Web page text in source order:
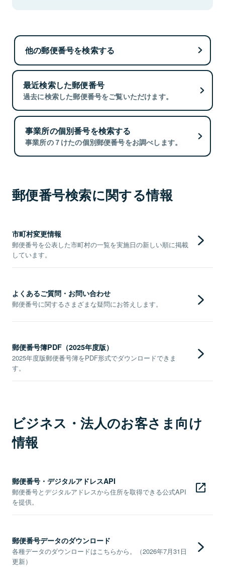
他の郵便番号を検索する
最近検索した郵便番号
過去に検索した郵便番号をご覧いただけます。
事業所の個別番号を検索する
事業所の７けたの個別郵便番号をお調べします。
郵便番号検索に関する情報
市町村変更情報
郵便番号を公表した市町村の一覧を実施日の新しい順に掲載
しています。
よくあるご質問・お問い合わせ
郵便番号に関するさまざまな疑問にお答えします。
郵便番号簿PDF（2025年度版）
2025年度版郵便番号簿をPDF形式でダウンロードできま
す。
ビジネス・法人のお客さま向け
情報
郵便番号・デジタルアドレスAPI
郵便番号とデジタルアドレスから住所を取得できる公式API
を提供。
郵便番号データのダウンロード
各種データのダウンロードはこちらから。（2026年7月31日
更新）